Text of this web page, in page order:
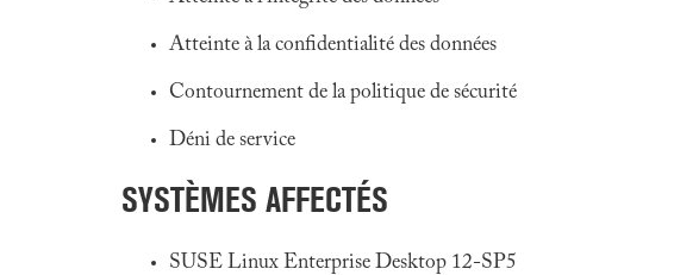
Atteinte à la confidentialité des données
Contournement de la politique de sécurité
Déni de service
SYSTÈMES AFFECTÉS
SUSE Linux Enterprise Desktop 12-SP5